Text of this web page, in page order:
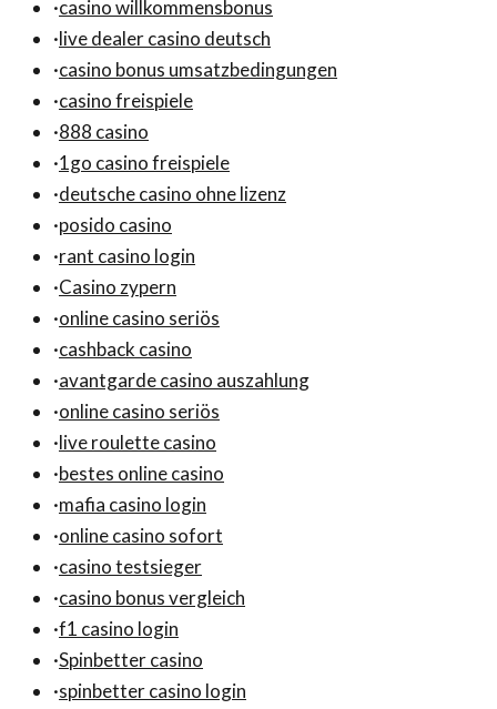
·casino willkommensbonus
·live dealer casino deutsch
·casino bonus umsatzbedingungen
·casino freispiele
·888 casino
·1go casino freispiele
·deutsche casino ohne lizenz
·posido casino
·rant casino login
·Casino zypern
·online casino seriös
·cashback casino
·avantgarde casino auszahlung
·online casino seriös
·live roulette casino
·bestes online casino
·mafia casino login
·online casino sofort
·casino testsieger
·casino bonus vergleich
·f1 casino login
·Spinbetter casino
·spinbetter casino login